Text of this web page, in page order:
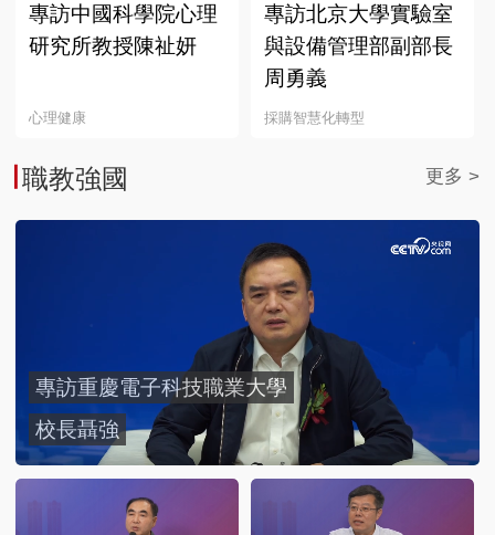
專訪中國科學院心理
研究所教授陳祉妍
心理健康
專訪北京大學實驗室
與設備管理部副部長
周勇義
採購智慧化轉型
職教強國 更多 >
專訪重慶電子科技職業大學
校長聶強